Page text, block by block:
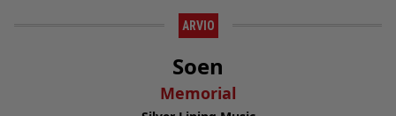
ARVIO
Soen
Memorial